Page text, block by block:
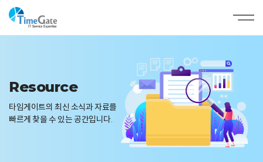
Resource
타임게이트의 최신 소식과 자료를
빠르게 찾을 수 있는 공간입니다.